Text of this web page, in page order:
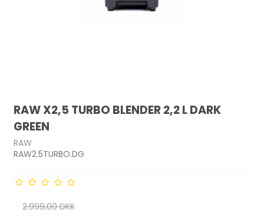
RAW X2,5 TURBO BLENDER 2,2 L DARK
GREEN
RAW
RAW2.5TURBO.DG
2.999,00 DKK